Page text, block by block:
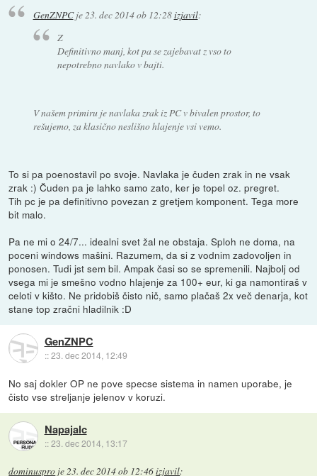
GenZNPCje 23. dec 2014 ob 12:28izjavil:
Z
Definitivno manj, kot pa se zajebavat z vso to
nepotrebno navlako v bajti.
V našem primiru je navlaka zrak iz PC v bivalen prostor, to
rešujemo, za klasično neslišno hlajenje vsi vemo.
To si pa poenostavil po svoje. Navlaka je čuden zrak in ne vsak
zrak :) Čuden pa je lahko samo zato, ker je topel oz. pregret.
Tih pc je pa definitivno povezan z gretjem komponent. Tega more
bit malo.
Pa ne mi o 24/7... idealni svet žal ne obstaja. Sploh ne doma, na
poceni windows mašini. Razumem, da si z vodnim zadovoljen in
ponosen. Tudi jst sem bil. Ampak časi so se spremenili. Najbolj od
vsega mi je smešno vodno hlajenje za 100+ eur, ki ga namontiraš v
celoti v kišto. Ne pridobiš čisto nič, samo plačaš 2x več denarja, kot
stane top zračni hladilnik :D
GenZNPC
::23. dec 2014, 12:49
No saj dokler OP ne pove specse sistema in namen uporabe, je
čisto vse streljanje jelenov v koruzi.
Napajalc
::23. dec 2014, 13:17
dominuspro je23. dec 2014 ob 12:46izjavil: